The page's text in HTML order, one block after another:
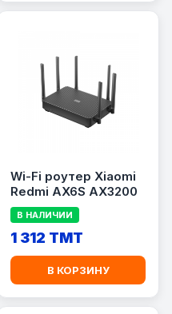
Wi-Fi роутер Xiaomi
Redmi AX6S AX3200
В НАЛИЧИИ
1 312 TMT
В КОРЗИНУ